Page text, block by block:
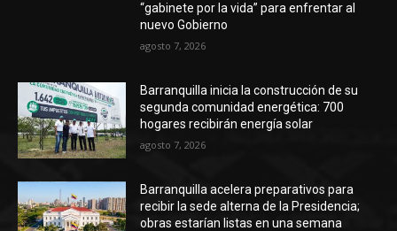
“gabinete por la vida” para enfrentar al
nuevo Gobierno
agosto 7, 2026
Barranquilla inicia la construcción de su
segunda comunidad energética: 700
hogares recibirán energía solar
agosto 7, 2026
Barranquilla acelera preparativos para
recibir la sede alterna de la Presidencia;
obras estarían listas en una semana